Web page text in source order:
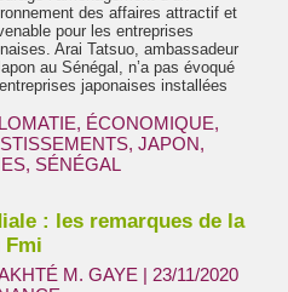
des affaires attractif et
pour les entreprises
Arai Tatsuo, ambassadeur
au Sénégal, n’a pas évoqué
japonaises installées
, ÉCONOMIQUE,
, JAPON,
, SÉNÉGAL
: les remarques de la
Fmi
M. GAYE | 23/11/2020